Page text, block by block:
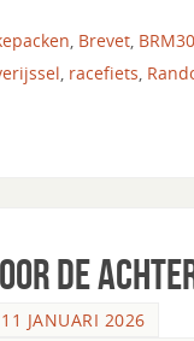
, Brevet,
, racefiets,
de
11 JANUARI 2026